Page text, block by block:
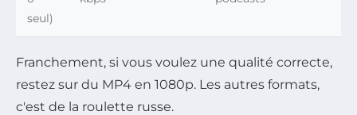
seul)
Franchement, si vous voulez une qualité correcte,
restez sur du MP4 en 1080p. Les autres formats,
c'est de la roulette russe.